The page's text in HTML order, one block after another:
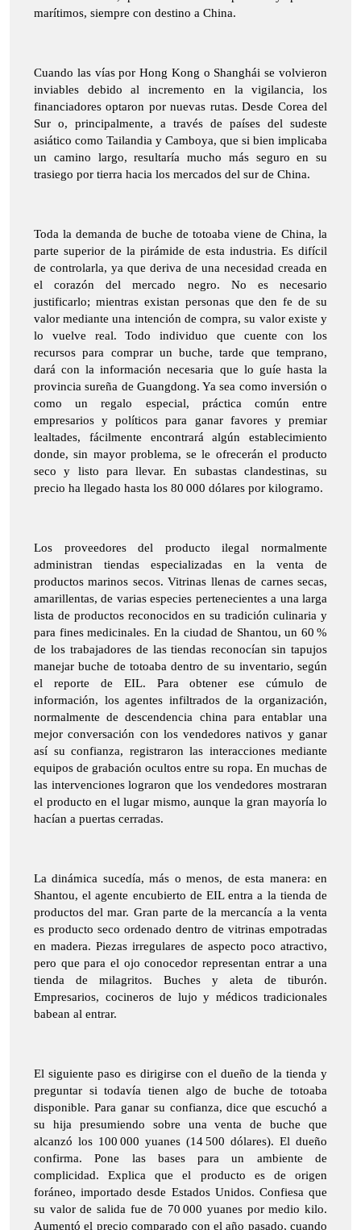
marítimos, siempre con destino a China.
Cuando las vías por Hong Kong o Shanghái se volvieron
inviables debido al incremento en la vigilancia, los
financiadores optaron por nuevas rutas. Desde Corea del
Sur o, principalmente, a través de países del sudeste
asiático como Tailandia y Camboya, que si bien implicaba
un camino largo, resultaría mucho más seguro en su
trasiego por tierra hacia los mercados del sur de China.
Toda la demanda de buche de totoaba viene de China, la
parte superior de la pirámide de esta industria. Es difícil
de controlarla, ya que deriva de una necesidad creada en
el corazón del mercado negro. No es necesario
justificarlo; mientras existan personas que den fe de su
valor mediante una intención de compra, su valor existe y
lo vuelve real. Todo individuo que cuente con los
recursos para comprar un buche, tarde que temprano,
dará con la información necesaria que lo guíe hasta la
provincia sureña de Guangdong. Ya sea como inversión o
como un regalo especial, práctica común entre
empresarios y políticos para ganar favores y premiar
lealtades, fácilmente encontrará algún establecimiento
donde, sin mayor problema, se le ofrecerán el producto
seco y listo para llevar. En subastas clandestinas, su
precio ha llegado hasta los 80 000 dólares por kilogramo.
Los proveedores del producto ilegal normalmente
administran tiendas especializadas en la venta de
productos marinos secos. Vitrinas llenas de carnes secas,
amarillentas, de varias especies pertenecientes a una larga
lista de productos reconocidos en su tradición culinaria y
para fines medicinales. En la ciudad de Shantou, un 60 %
de los trabajadores de las tiendas reconocían sin tapujos
manejar buche de totoaba dentro de su inventario, según
el reporte de EIL. Para obtener ese cúmulo de
información, los agentes infiltrados de la organización,
normalmente de descendencia china para entablar una
mejor conversación con los vendedores nativos y ganar
así su confianza, registraron las interacciones mediante
equipos de grabación ocultos entre su ropa. En muchas de
las intervenciones lograron que los vendedores mostraran
el producto en el lugar mismo, aunque la gran mayoría lo
hacían a puertas cerradas.
La dinámica sucedía, más o menos, de esta manera: en
Shantou, el agente encubierto de EIL entra a la tienda de
productos del mar. Gran parte de la mercancía a la venta
es producto seco ordenado dentro de vitrinas empotradas
en madera. Piezas irregulares de aspecto poco atractivo,
pero que para el ojo conocedor representan entrar a una
tienda de milagritos. Buches y aleta de tiburón.
Empresarios, cocineros de lujo y médicos tradicionales
babean al entrar.
El siguiente paso es dirigirse con el dueño de la tienda y
preguntar si todavía tienen algo de buche de totoaba
disponible. Para ganar su confianza, dice que escuchó a
su hija presumiendo sobre una venta de buche que
alcanzó los 100 000 yuanes (14 500 dólares). El dueño
confirma. Pone las bases para un ambiente de
complicidad. Explica que el producto es de origen
foráneo, importado desde Estados Unidos. Confiesa que
su valor de salida fue de 70 000 yuanes por medio kilo.
Aumentó el precio comparado con el año pasado, cuando